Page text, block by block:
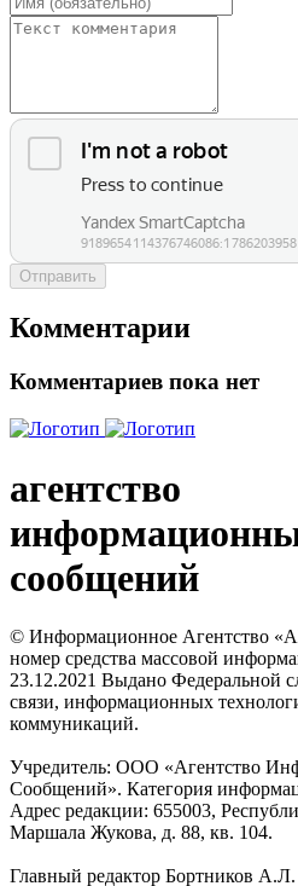
Отправить
Комментарии
Комментариев пока нет
агентство
сообщений
© Информационное Агентство
номер средства массовой
23.12.2021 Выдано Федеральной
связи, информационных
коммуникаций.
Учредитель: ООО «Агентство
Сообщений». Категория
Адрес редакции: 655003,
Маршала Жукова, д. 88, кв. 104.
Главный редактор Бортников А.Л.